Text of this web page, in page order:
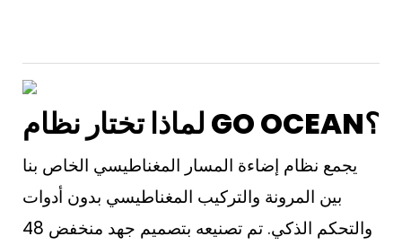
لماذا تختار نظام GO OCEAN؟
يجمع نظام إضاءة المسار المغناطيسي الخاص بنا
بين المرونة والتركيب المغناطيسي بدون أدوات
والتحكم الذكي. تم تصنيعه بتصميم جهد منخفض 48